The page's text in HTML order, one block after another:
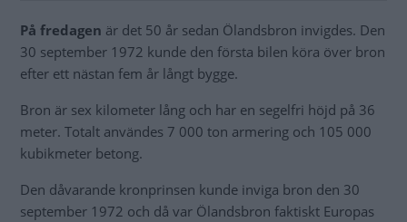
På fredagen är det 50 år sedan Ölandsbron invigdes. Den
30 september 1972 kunde den första bilen köra över bron
efter ett nästan fem år långt bygge.
Bron är sex kilometer lång och har en segelfri höjd på 36
meter. Totalt användes 7 000 ton armering och 105 000
kubikmeter betong.
Den dåvarande kronprinsen kunde inviga bron den 30
september 1972 och då var Ölandsbron faktiskt Europas